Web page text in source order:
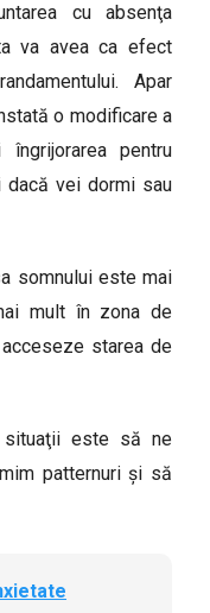
cu absenţa
va avea ca efect
Apar
o modificare a
pentru
dacă vei dormi sau
somnului este mai
mult în zona de
starea de
este să ne
patternuri şi să